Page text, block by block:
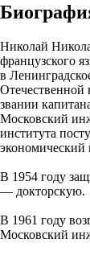
Николай
французского
в
Отечественной
звании
Московский
института
экономический
В 1954 году
— докторскую.
В 1961 году
Московский